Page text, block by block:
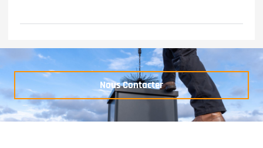
Nous Contacter